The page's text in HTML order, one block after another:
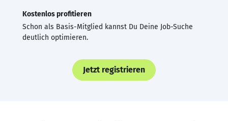
Kostenlos profitieren
Schon als Basis-Mitglied kannst Du Deine Job-Suche
deutlich optimieren.
Jetzt registrieren